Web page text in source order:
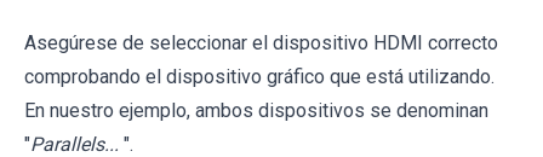
Asegúrese de seleccionar el dispositivo HDMI correcto
comprobando el dispositivo gráfico que está utilizando.
En nuestro ejemplo, ambos dispositivos se denominan
"Parallels... ".